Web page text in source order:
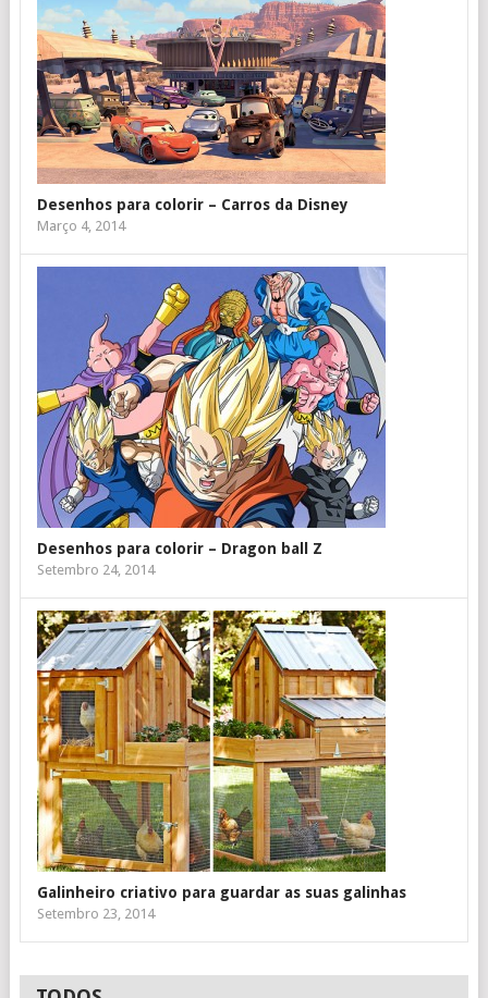
Desenhos para colorir – Carros da Disney
Março 4, 2014
Desenhos para colorir – Dragon ball Z
Setembro 24, 2014
Galinheiro criativo para guardar as suas galinhas
Setembro 23, 2014